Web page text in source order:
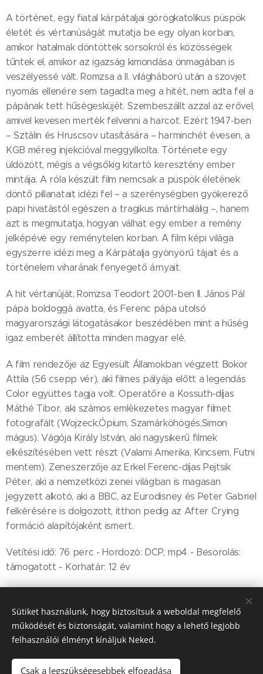
A történet, egy fiatal kárpátaljai görögkatolikus püspök
életét és vértanúságát mutatja be egy olyan korban,
amikor hatalmak döntöttek sorsokról és közösségek
tűntek el, amikor az igazság kimondása önmagában is
veszélyessé vált. Romzsa a II. világháború után a szovjet
nyomás ellenére sem tagadta meg a hitét, nem adta fel a
pápának tett hűségesküjét. Szembeszállt azzal az erővel,
amivel kevesen merték felvenni a harcot. Ezért 1947-ben
– Sztálin és Hruscsov utasítására – harminchét évesen, a
KGB méreg injekcióval meggyilkolta. Története egy
üldözött, mégis a végsőkig kitartó keresztény ember
mintája. A róla készült film nemcsak a püspök életének
döntő pillanatait idézi fel – a szerénységben gyökerező
papi hivatástól egészen a tragikus mártírhalálig –, hanem
azt is megmutatja, hogyan válhat egy ember a remény
jelképévé egy reménytelen korban. A film képi világa
egyszerre idézi meg a Kárpátalja gyönyörű tájait és a
történelem viharának fenyegető árnyait.
A hit vértanúját, Romzsa Teodort 2001-ben II. János Pál
pápa boldoggá avatta, és Ferenc pápa utolsó
magyarországi látogatásakor beszédében mint a hűség
igaz emberét állította minden magyar elé.
A film rendezője az Egyesült Államokban végzett Bokor
Attila (56 csepp vér), aki filmes pályája előtt a legendás
Color együttes tagja volt. Operatőre a Kossuth-díjas
Máthé Tibor, aki számos emlékezetes magyar filmet
fotografált (Wojzeck,Ópium, Szamárköhögés,Simon
mágus). Vágója Király István, aki nagysikerű filmek
elkészítésében vett részt (Valami Amerika, Kincsem, Futni
mentem). Zeneszerzője az Erkel Ferenc-díjas Pejtsik
Péter, aki a nemzetközi zenei világban is magasan
jegyzett alkotó, aki a BBC, az Eurodisney és Peter Gabriel
felkérésére is dolgozott, itthon pedig az After Crying
formáció alapítójaként ismert.
Vetítési idő: 76 perc - Hordozó: DCP, mp4 - Besorolás:
támogatott - Korhatár: 12 év
Share
Sütiket használunk, hogy biztosítsuk a weboldal megfelelő
működését és biztonságát, valamint hogy a lehető legjobb
felhasználói élményt kínáljuk Neked.
Csak a legszükségesebbek elfogadása